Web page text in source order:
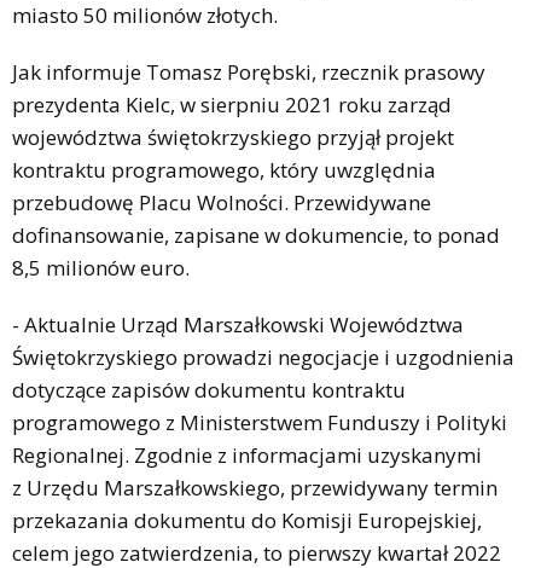
miasto 50 milionów złotych.
Jak informuje Tomasz Porębski, rzecznik prasowy
prezydenta Kielc, w sierpniu 2021 roku zarząd
województwa świętokrzyskiego przyjął projekt
kontraktu programowego, który uwzględnia
przebudowę Placu Wolności. Przewidywane
dofinansowanie, zapisane w dokumencie, to ponad
8,5 milionów euro.
- Aktualnie Urząd Marszałkowski Województwa
Świętokrzyskiego prowadzi negocjacje i uzgodnienia
dotyczące zapisów dokumentu kontraktu
programowego z Ministerstwem Funduszy i Polityki
Regionalnej. Zgodnie z informacjami uzyskanymi
z Urzędu Marszałkowskiego, przewidywany termin
przekazania dokumentu do Komisji Europejskiej,
celem jego zatwierdzenia, to pierwszy kwartał 2022